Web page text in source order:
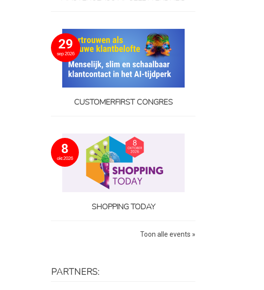
29
sep 2026
CUSTOMERFIRST CONGRES
8
okt 2026
SHOPPING TODAY
Toon alle events »
PARTNERS: